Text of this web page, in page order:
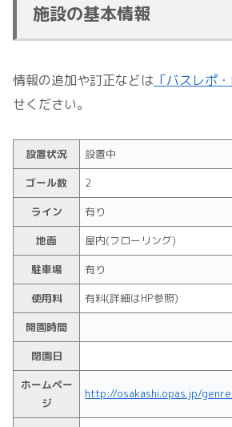
施設の基本情報
情報の追加や訂正などは 「バスレポ
せください。
設置状況
設置中
ゴール数
2
ライン
有り
地面
屋内(フローリング)
駐車場
有り
使用料
有料(詳細はHP参照)
開園時間
閉園日
ホームペー
ジ